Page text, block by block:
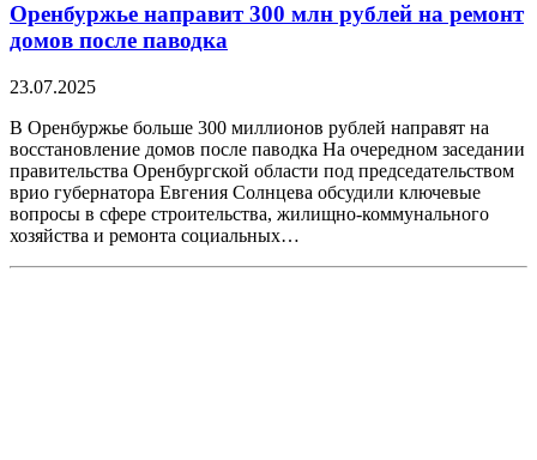
Оренбуржье направит 300 млн рублей на ремонт
домов после паводка
23.07.2025
В Оренбуржье больше 300 миллионов рублей направят на
восстановление домов после паводка На очередном заседании
правительства Оренбургской области под председательством
врио губернатора Евгения Солнцева обсудили ключевые
вопросы в сфере строительства, жилищно-коммунального
хозяйства и ремонта социальных…